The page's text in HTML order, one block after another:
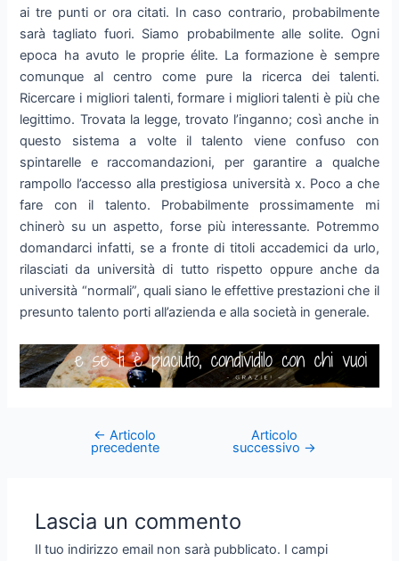
ai tre punti or ora citati. In caso contrario, probabilmente
sarà tagliato fuori. Siamo probabilmente alle solite. Ogni
epoca ha avuto le proprie élite. La formazione è sempre
comunque al centro come pure la ricerca dei talenti.
Ricercare i migliori talenti, formare i migliori talenti è più che
legittimo. Trovata la legge, trovato l’inganno; così anche in
questo sistema a volte il talento viene confuso con
spintarelle e raccomandazioni, per garantire a qualche
rampollo l’accesso alla prestigiosa università x. Poco a che
fare con il talento. Probabilmente prossimamente mi
chinerò su un aspetto, forse più interessante. Potremmo
domandarci infatti, se a fronte di titoli accademici da urlo,
rilasciati da università di tutto rispetto oppure anche da
università “normali”, quali siano le effettive prestazioni che il
presunto talento porti all’azienda e alla società in generale.
navigation
← Articolo
precedente
Articolo
successivo →
Lascia un commento
Il tuo indirizzo email non sarà pubblicato. I campi